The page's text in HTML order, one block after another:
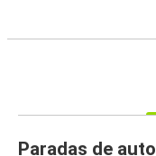
Paradas de